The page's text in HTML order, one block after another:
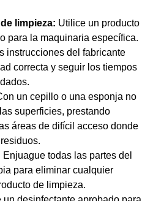
limpieza: Utilice un producto
para la maquinaria específica.
instrucciones del fabricante
correcta y seguir los tiempos
un cepillo o una esponja no
superficies, prestando
áreas de difícil acceso donde
Enjuague todas las partes del
para eliminar cualquier
de limpieza.